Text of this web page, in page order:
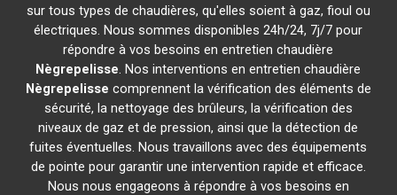
sur tous types de chaudières, qu'elles soient à gaz, fioul ou
électriques. Nous sommes disponibles 24h/24, 7j/7 pour
répondre à vos besoins en entretien chaudière
Nègrepelisse. Nos interventions en entretien chaudière
Nègrepelisse comprennent la vérification des éléments de
sécurité, la nettoyage des brûleurs, la vérification des
niveaux de gaz et de pression, ainsi que la détection de
fuites éventuelles. Nous travaillons avec des équipements
de pointe pour garantir une intervention rapide et efficace.
Nous nous engageons à répondre à vos besoins en